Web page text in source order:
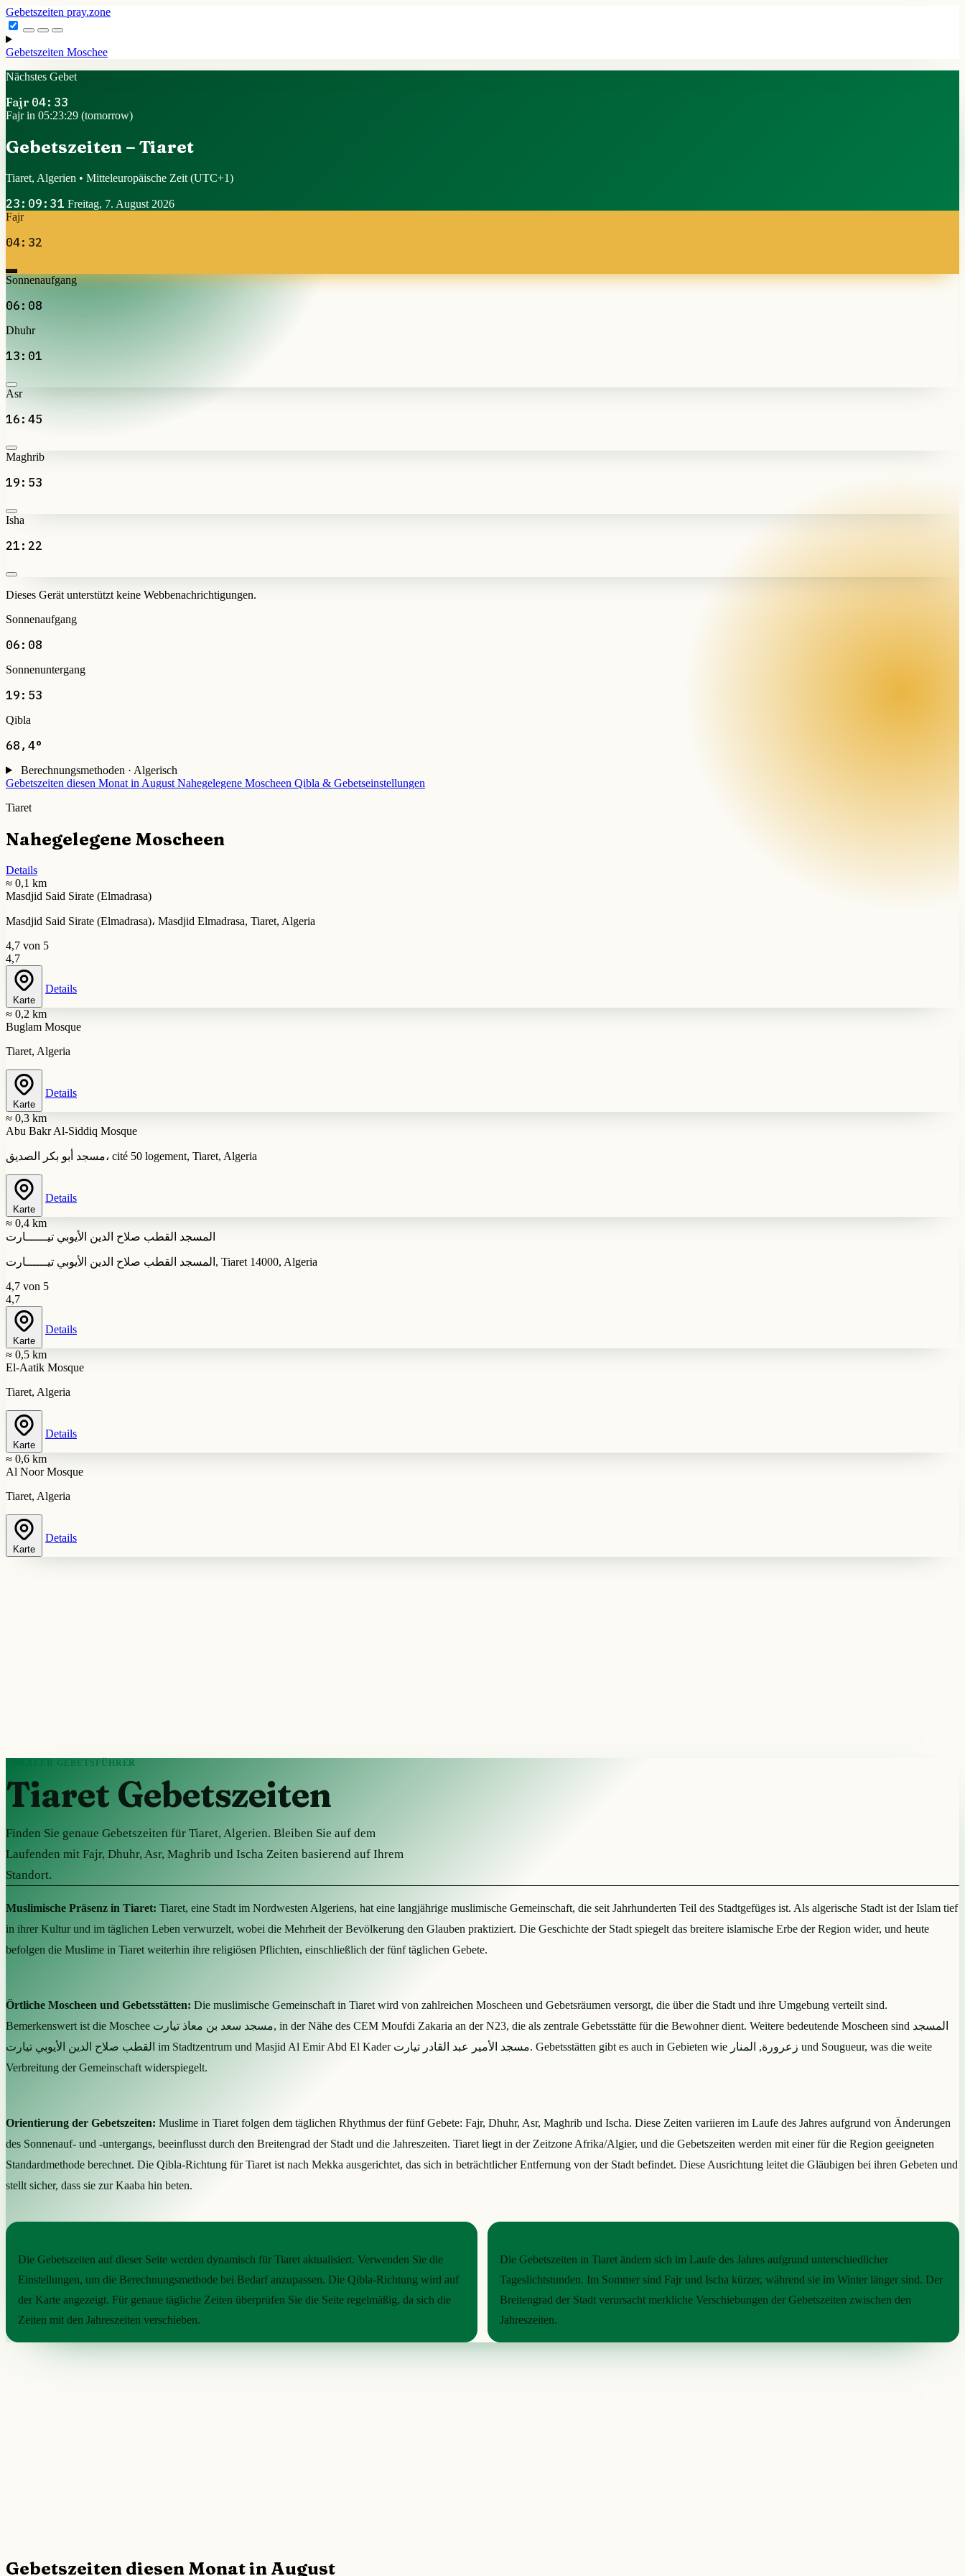
Gebetszeiten pray.zone
Gebetszeiten Moschee
Nächstes Gebet
Fajr 04:33
Fajr in 05:23:28 (tomorrow)
Gebetszeiten – Tiaret
Tiaret, Algerien • Mitteleuropäische Zeit (UTC+1)
23:09:32 Freitag, 7. August 2026
Fajr
04:32
Sonnenaufgang
06:08
Dhuhr
13:01
Asr
16:45
Maghrib
19:53
Isha
21:22
Dieses Gerät unterstützt keine Webbenachrichtigungen.
Sonnenaufgang
06:08
Sonnenuntergang
19:53
Qibla
68,4°
Berechnungsmethoden · Algerisch
Gebetszeiten diesen Monat in August Nahegelegene Moscheen Qibla & Gebetseinstellungen
Tiaret
Nahegelegene Moscheen
Details
≈ 0,1 km
Masdjid Said Sirate (Elmadrasa)
Masdjid Said Sirate (Elmadrasa)، Masdjid Elmadrasa, Tiaret, Algeria
4,7 von 5
4,7
Karte
Details
≈ 0,2 km
Buglam Mosque
Tiaret, Algeria
Karte
Details
≈ 0,3 km
Abu Bakr Al-Siddiq Mosque
مسجد أبو بكر الصديق، cité 50 logement, Tiaret, Algeria
Karte
Details
≈ 0,4 km
المسجد القطب صلاح الدين الأيوبي تيــــــارت
المسجد القطب صلاح الدين الأيوبي تيــــــارت, Tiaret 14000, Algeria
4,7 von 5
4,7
Karte
Details
≈ 0,5 km
El-Aatik Mosque
Tiaret, Algeria
Karte
Details
≈ 0,6 km
Al Noor Mosque
Tiaret, Algeria
Karte
Details
LOKALER GEBETSFÜHRER
Tiaret Gebetszeiten
Finden Sie genaue Gebetszeiten für Tiaret, Algerien. Bleiben Sie auf dem
Laufenden mit Fajr, Dhuhr, Asr, Maghrib und Ischa Zeiten basierend auf Ihrem
Standort.
Muslimische Präsenz in Tiaret: Tiaret, eine Stadt im Nordwesten Algeriens, hat eine langjährige muslimische Gemeinschaft, die seit Jahrhunderten Teil des Stadtgefüges ist. Als algerische Stadt ist der Islam tief
in ihrer Kultur und im täglichen Leben verwurzelt, wobei die Mehrheit der Bevölkerung den Glauben praktiziert. Die Geschichte der Stadt spiegelt das breitere islamische Erbe der Region wider, und heute
befolgen die Muslime in Tiaret weiterhin ihre religiösen Pflichten, einschließlich der fünf täglichen Gebete.
Örtliche Moscheen und Gebetsstätten: Die muslimische Gemeinschaft in Tiaret wird von zahlreichen Moscheen und Gebetsräumen versorgt, die über die Stadt und ihre Umgebung verteilt sind.
Bemerkenswert ist die Moschee مسجد سعد بن معاذ تيارت, in der Nähe des CEM Moufdi Zakaria an der N23, die als zentrale Gebetsstätte für die Bewohner dient. Weitere bedeutende Moscheen sind المسجد
القطب صلاح الدين الأيوبي تيارت im Stadtzentrum und Masjid Al Emir Abd El Kader مسجد الأمير عبد القادر تيارت. Gebetsstätten gibt es auch in Gebieten wie زعرورة, المنار und Sougueur, was die weite
Verbreitung der Gemeinschaft widerspiegelt.
Orientierung der Gebetszeiten: Muslime in Tiaret folgen dem täglichen Rhythmus der fünf Gebete: Fajr, Dhuhr, Asr, Maghrib und Ischa. Diese Zeiten variieren im Laufe des Jahres aufgrund von Änderungen
des Sonnenauf- und -untergangs, beeinflusst durch den Breitengrad der Stadt und die Jahreszeiten. Tiaret liegt in der Zeitzone Afrika/Algier, und die Gebetszeiten werden mit einer für die Region geeigneten
Standardmethode berechnet. Die Qibla-Richtung für Tiaret ist nach Mekka ausgerichtet, das sich in beträchtlicher Entfernung von der Stadt befindet. Diese Ausrichtung leitet die Gläubigen bei ihren Gebeten und
stellt sicher, dass sie zur Kaaba hin beten.
Die Gebetszeiten auf dieser Seite werden dynamisch für Tiaret aktualisiert. Verwenden Sie die
Einstellungen, um die Berechnungsmethode bei Bedarf anzupassen. Die Qibla-Richtung wird auf
der Karte angezeigt. Für genaue tägliche Zeiten überprüfen Sie die Seite regelmäßig, da sich die
Zeiten mit den Jahreszeiten verschieben.
Die Gebetszeiten in Tiaret ändern sich im Laufe des Jahres aufgrund unterschiedlicher
Tageslichtstunden. Im Sommer sind Fajr und Ischa kürzer, während sie im Winter länger sind. Der
Breitengrad der Stadt verursacht merkliche Verschiebungen der Gebetszeiten zwischen den
Jahreszeiten.
Gebetszeiten diesen Monat in August